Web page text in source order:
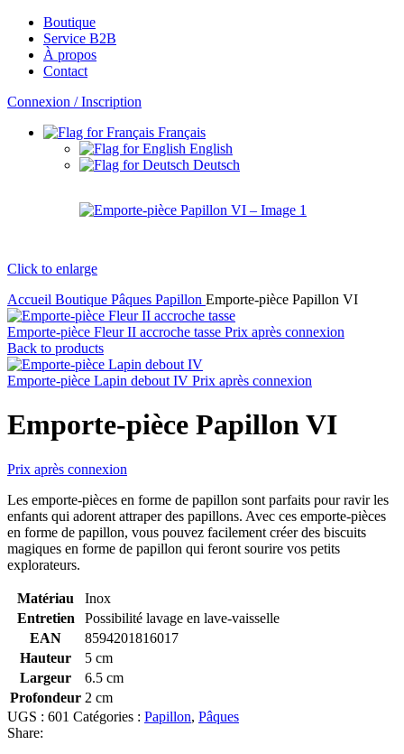
Boutique
Service B2B
À propos
Contact
Connexion / Inscription
Français
English
Deutsch
Click to enlarge
Accueil Boutique Pâques Papillon Emporte-pièce Papillon VI
Emporte-pièce Fleur II accroche tasse Prix après connexion
Back to products
Emporte-pièce Lapin debout IV Prix après connexion
Emporte-pièce Papillon VI
Prix après connexion
Les emporte-pièces en forme de papillon sont parfaits pour ravir les
enfants qui adorent attraper des papillons. Avec ces emporte-pièces
en forme de papillon, vous pouvez facilement créer des biscuits
magiques en forme de papillon qui feront sourire vos petits
explorateurs.
Matériau
Inox
Entretien
Possibilité lavage en lave-vaisselle
EAN
8594201816017
Hauteur
5 cm
Largeur
6.5 cm
Profondeur 2 cm
UGS : 601 Catégories : Papillon, Pâques
Share: